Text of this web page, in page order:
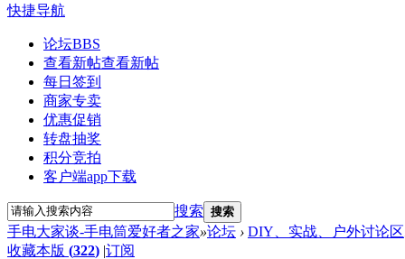
快捷导航
论坛BBS
查看新帖查看新帖
每日签到
商家专卖
优惠促销
转盘抽奖
积分竞拍
客户端app下载
搜索 搜索
手电大家谈-手电筒爱好者之家»论坛 › DIY、实战、户外讨论区
收藏本版 (322) |订阅